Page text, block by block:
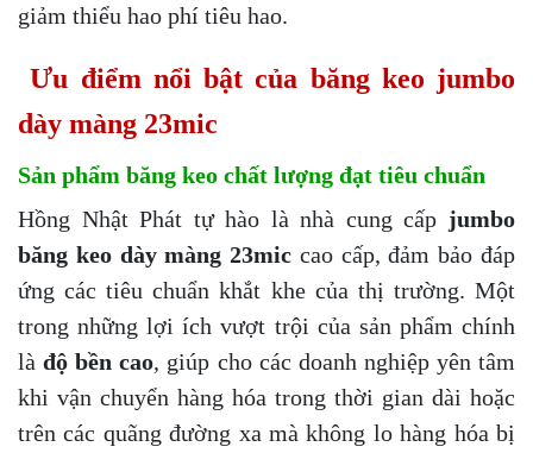
giảm thiểu hao phí tiêu hao.
Ưu điểm nổi bật của băng keo jumbo
dày màng 23mic
Sản phẩm băng keo chất lượng đạt tiêu chuẩn
Hồng Nhật Phát tự hào là nhà cung cấp jumbo
băng keo dày màng 23mic cao cấp, đảm bảo đáp
ứng các tiêu chuẩn khắt khe của thị trường. Một
trong những lợi ích vượt trội của sản phẩm chính
làđộ bền cao, giúp cho các doanh nghiệp yên tâm
khi vận chuyển hàng hóa trong thời gian dài hoặc
trên các quãng đường xa mà không lo hàng hóa bị